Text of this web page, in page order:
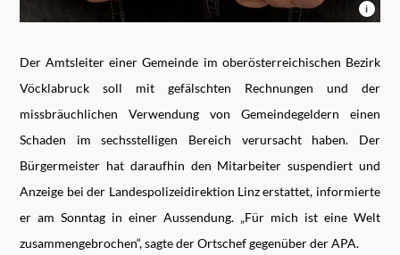
i
Der Amtsleiter einer Gemeinde im oberösterreichischen Bezirk
Vöcklabruck soll mit gefälschten Rechnungen und der
missbräuchlichen Verwendung von Gemeindegeldern einen
Schaden im sechsstelligen Bereich verursacht haben. Der
Bürgermeister hat daraufhin den Mitarbeiter suspendiert und
Anzeige bei der Landespolizeidirektion Linz erstattet, informierte
er am Sonntag in einer Aussendung. „Für mich ist eine Welt
zusammengebrochen“, sagte der Ortschef gegenüber der APA.